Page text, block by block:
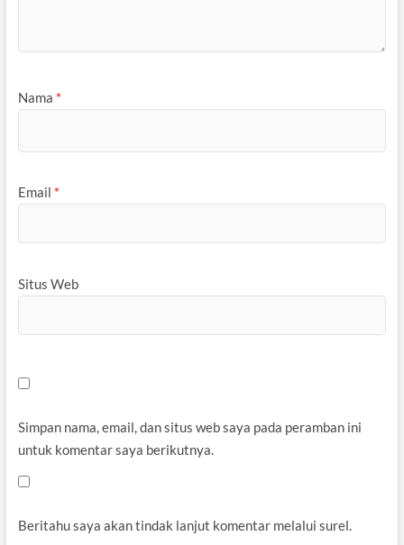
Nama *
Email *
Situs Web
Simpan nama, email, dan situs web saya pada peramban ini
untuk komentar saya berikutnya.
Beritahu saya akan tindak lanjut komentar melalui surel.